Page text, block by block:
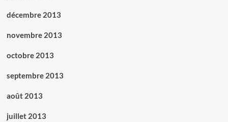
décembre 2013
novembre 2013
octobre 2013
septembre 2013
août 2013
juillet 2013